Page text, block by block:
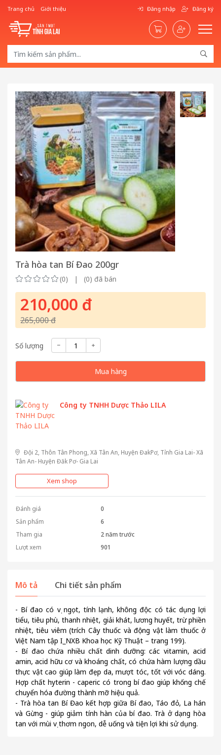
Trang chủ Giới thiệu Đăng nhập Đăng ký
Trà hòa tan Bí Đao 200gr
(0) | (0) đã bán
210,000 đ
265,000 đ
Số lượng
Mua hàng
Công ty TNHH Dược Thảo LILA
Đội 2, Thôn Tân Phong, Xã Tân An, Huyện ĐakPơ, Tỉnh Gia Lai- Xã
Tân An- Huyện Đăk Pơ- Gia Lai
Xem shop
Đánh giá
0
Sản phẩm
6
Tham gia
2 năm trước
Lượt xem
901
Mô tả Chi tiết sản phẩm
- Bí đao có vị ngọt, tính lạnh, không độc có tác dụng lợi
tiểu, tiêu phù, thanh nhiệt, giải khát, lương huyết, trừ phiền
nhiệt, tiêu viêm (trích Cây thuốc và động vật làm thuốc ở
Việt Nam tập I_NXB Khoa học Kỹ Thuật – trang 199).
- Bí đao chứa nhiều chất dinh dưỡng: các vitamin, acid
amin, acid hữu cơ và khoán g chất, có chứa hàm lượng dầu
thực vật cao giúp làm đẹp da, mượt tóc, tốt với vóc dáng.
Hợp chất hyterin - caperic có trong bí đao giúp khống chế
chuyển hóa đường thành mỡ hiệu quả.
- Trà hòa tan Bí Đao kết hợp giữa Bí đao, Táo đỏ, La hán
và Gừng - giúp giảm tính hàn của bí đao. Trà ở dạng hòa
tan với mùi vị thơm ngon, dễ uống và tiện lợi khi sử dụng.